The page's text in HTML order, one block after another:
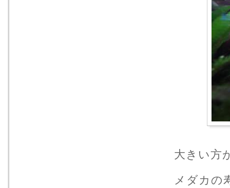
大きい方
メダカの